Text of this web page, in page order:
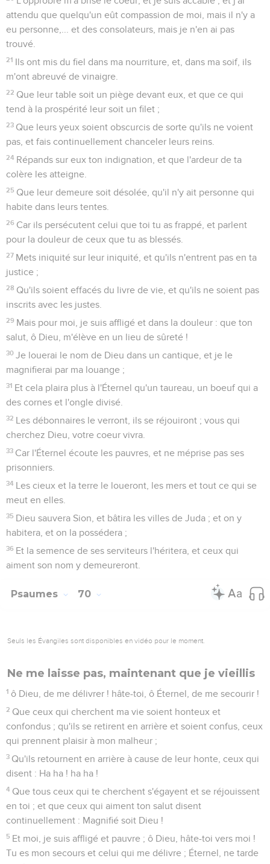
Seuls les Évangiles sont disponibles en vidéo pour le moment.
Ne me laisse pas, maintenant que je vieillis
ô Dieu, de me délivrer ! hâte-toi, ô Éternel, de me secourir !
confondus ; qu'ils se retirent en arrière et soient confus, ceux
qui prennent plaisir à mon malheur ;
Qu'ils retournent en arrière à cause de leur honte, ceux qui
disent : Ha ha ! ha ha !
Que tous ceux qui te cherchent s'égayent et se réjouissent
continuellement : Magnifié soit Dieu !
5
Et moi, je suis affligé et pauvre ; ô Dieu, hâte-toi vers moi !
Tu es mon secours et celui qui me délivre ; Éternel, ne tarde
pas !
Psaumes 71
Seuls les Évangiles sont disponibles en vidéo pour le moment.
Prière pour que Dieu bénisse le roi
1 En toi, Éternel ! j'ai mis ma confiance : que je ne sois jamais
confus !
2 Dans ta justice, délivre-moi et fais que j'échappe ; incline
ton oreille vers moi et sauve-moi.
3 Sois pour moi un rocher d'habitation, afin que j'y entre
continuellement ; tu as donné commandement de me
sauver, car tu es mon rocher et mon lieu fort.
4 Mon Dieu ! fais-moi échapper de la main du méchant, de la
main de l'injuste et de l'oppresseur.
5 Car toi tu es mon attente, Seigneur Éternel ! ma confiance
dès ma jeunesse.
tiré hors des entrailles de ma mère : tu es le sujet continuel
mon fort refuge.
tout le jour.
9 Ne me rejette pas au temps de ma vieillesse ; ne
m'abandonne pas quand ma force est consumée.
10 Car mes ennemis parlent contre moi, et ceux qui guettent
mon âme consultent ensemble,
11
Disant : Dieu l'a abandonné ; poursuivez-le et saisissez-le,
car il n'y a personne qui le délivre.
12 O Dieu ! ne te tiens pas loin de moi ; mon Dieu, hâte-toi de
me secourir !
13 Qu'ils soient honteux, qu'ils soient consumés, ceux qui
sont ennemis de mon âme ; qu'ils soient couverts d'opprobre
et de confusion, ceux qui cherchent mon malheur.